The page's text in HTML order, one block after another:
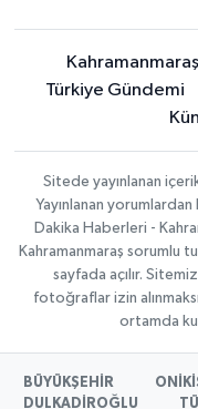
Kahramanmaraş
Türkiye Gündemi
Sitede yayınlanan
Yayınlanan
Dakika Haberleri -
Kahramanmaraş sorumlu
sayfada açılır.
fotoğraflar izin
ortamda
BÜYÜKŞEHİR
DULKADİROĞLU